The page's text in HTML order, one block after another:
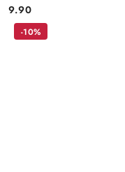
Cena:
9.90
-10%